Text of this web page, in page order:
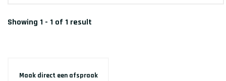
Showing 1 - 1 of 1 result
Maak direct een afspraak